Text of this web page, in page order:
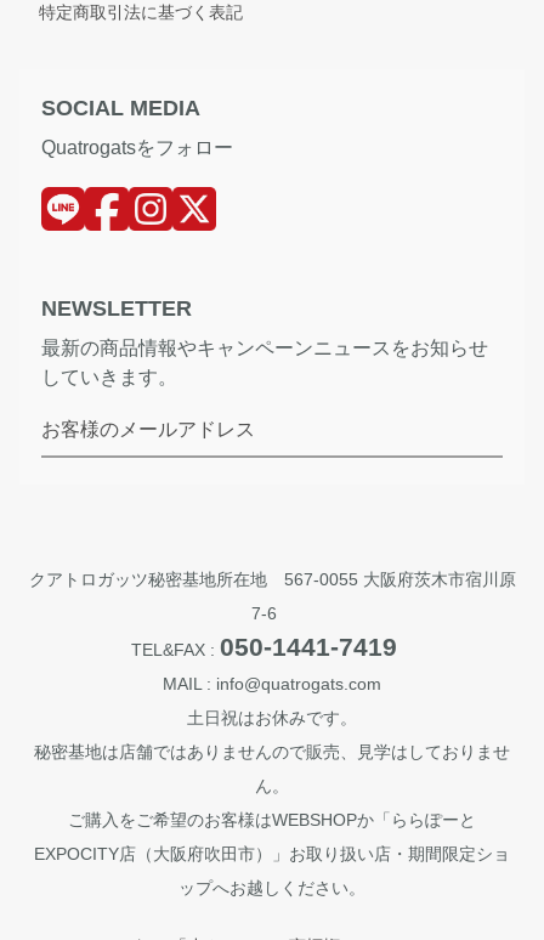
特定商取引法に基づく表記
SOCIAL MEDIA
Quatrogatsをフォロー
NEWSLETTER
最新の商品情報やキャンペーンニュースをお知らせ
していきます。
お客様のメールアドレス
クアトロガッツ秘密基地所在地 567-0055 大阪府茨木市宿川原
7-6
TEL&FAX : 050-1441-7419
MAIL : info@quatrogats.com
土日祝はお休みです。
秘密基地は店舗ではありませんので販売、見学はしておりませ
ん。
ご購入をご希望のお客様はWEBSHOPか「ららぽーと
EXPOCITY店（大阪府吹田市）」お取り扱い店・期間限定ショ
ップへお越しください。